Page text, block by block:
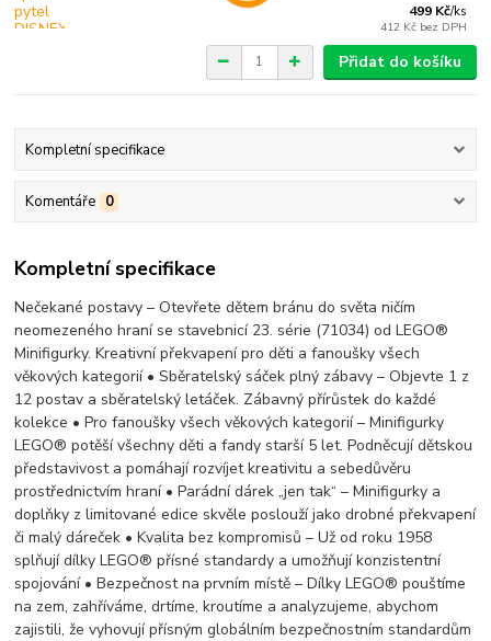
499 Kč/ks
412 Kč bez DPH
Přidat do košíku
Kompletní specifikace
Komentáře 0
Kompletní specifikace
Nečekané postavy – Otevřete dětem bránu do světa ničím
neomezeného hraní se stavebnicí 23. série (71034) od LEGO®
Minifigurky. Kreativní překvapení pro děti a fanoušky všech
věkových kategorií • Sběratelský sáček plný zábavy – Objevte 1 z
12 postav a sběratelský letáček. Zábavný přírůstek do každé
kolekce • Pro fanoušky všech věkových kategorií – Minifigurky
LEGO® potěší všechny děti a fandy starší 5 let. Podněcují dětskou
představivost a pomáhají rozvíjet kreativitu a sebedůvěru
prostřednictvím hraní • Parádní dárek „jen tak“ – Minifigurky a
doplňky z limitované edice skvěle poslouží jako drobné překvapení
či malý dáreček • Kvalita bez kompromisů – Už od roku 1958
splňují dílky LEGO® přísné standardy a umožňují konzistentní
spojování • Bezpečnost na prvním místě – Dílky LEGO® pouštíme
na zem, zahříváme, drtíme, kroutíme a analyzujeme, abychom
zajistili, že vyhovují přísným globálním bezpečnostním standardům